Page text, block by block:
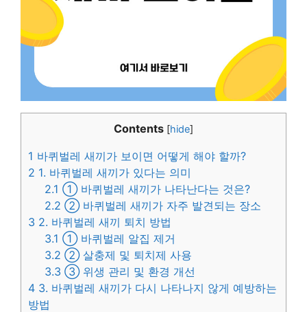
Contents [hide]
1 바퀴벌레 새끼가 보이면 어떻게 해야 할까?
2 1. 바퀴벌레 새끼가 있다는 의미
2.1 ① 바퀴벌레 새끼가 나타난다는 것은?
2.2 ② 바퀴벌레 새끼가 자주 발견되는 장소
3 2. 바퀴벌레 새끼 퇴치 방법
3.1 ① 바퀴벌레 알집 제거
3.2 ② 살충제 및 퇴치제 사용
3.3 ③ 위생 관리 및 환경 개선
4 3. 바퀴벌레 새끼가 다시 나타나지 않게 예방하는
방법